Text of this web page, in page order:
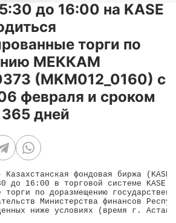
до 16:00 на KASE
торги по
МЕККАМ
(MKM012_0160) с
февраля и сроком
дней
фондовая биржа
до 16:00 в торговой системе KASE
торги по доразмещению
Министерства финансов
ниже условиях (время г.